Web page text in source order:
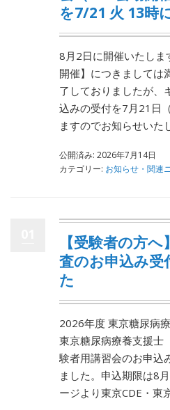
を7/21 火 13時
8月2日に開催いたし
開催】につきましては
了しておりましたが、
込みの受付を7月21日
ますのでお知らせいた
公開済み: 2026年7月14日
カテゴリー: お知らせ・関連
【受験者の方
査のお申込み受
た
2026年度 東京糖尿病
東京糖尿病療養支援士
験者用講習会のお申込
ました。申込期限は8
ージより東京CDE・東